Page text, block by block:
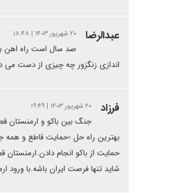
عبدالرضا ۲۰ شهریور ۱۴۰۳ | ۱۸:۴۸
صد سال است راه اهن به
اندازی زنگزور چه چیزی از دست می
فرزاد ۲۰ شهریور ۱۴۰۳ | ۱۹:۴۹
جنگ بین باکو و ارمنستان
بهترین راه حل ؛حمایت قاطع و همه
حمایت از باکو انجام
شاید تنها فرصت ایران باشه.با ورود